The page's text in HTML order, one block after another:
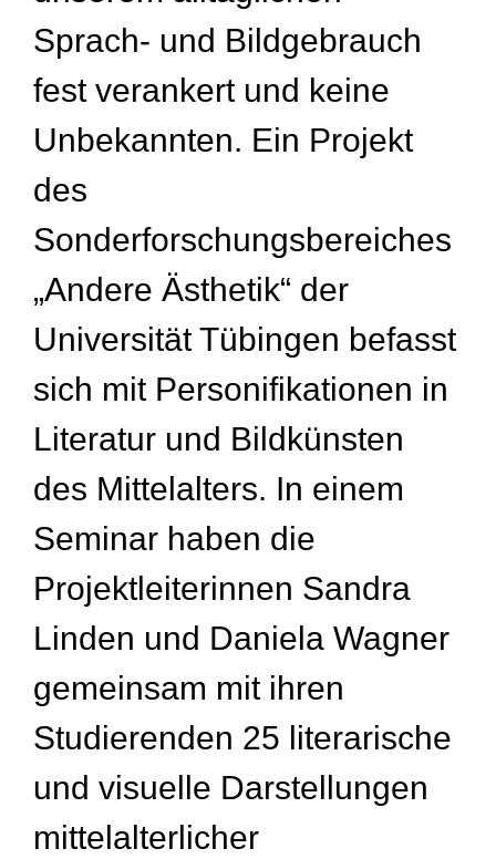
Sprach- und Bildgebrauch
fest verankert und keine
Unbekannten. Ein Projekt
des
Sonderforschungsbereiches
„Andere Ästhetik“ der
Universität Tübingen befasst
sich mit Personifikationen in
Literatur und Bildkünsten
des Mittelalters. In einem
Seminar haben die
Projektleiterinnen Sandra
Linden und Daniela Wagner
gemeinsam mit ihren
Studierenden 25 literarische
und visuelle Darstellungen
mittelalterlicher